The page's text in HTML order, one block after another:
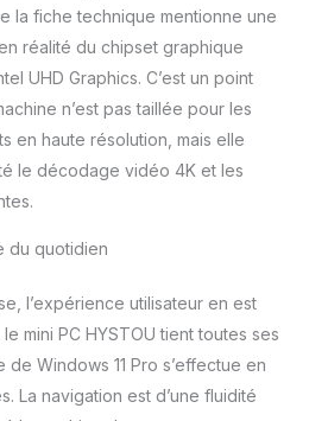
vitesse transmission plus
rapide et une portée plus
longue que précédente,
offre une expérience
fonctionnement stable,
HYSTOU Micro PC vous
permet profiter de la
technologie la plus
avancée. 【Support
PC】 Mini PC seulement
léger de 0,6kg. Windows
11 pro préinstallé, mais
prend également en
charge le passage à
d'autres systèmes
la fiche technique mentionne une
réalité du chipset graphique
UHD Graphics. C’est un point
n’est pas taillée pour les
en haute résolution, mais elle
le décodage vidéo 4K et les
du quotidien
l’expérience utilisateur en est
mini PC HYSTOU tient toutes ses
Windows 11 Pro s’effectue en
La navigation est d’une fluidité